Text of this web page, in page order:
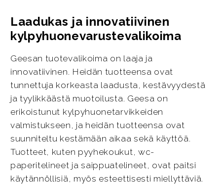
Laadukas ja innovatiivinen
kylpyhuonevarustevalikoima
Geesan tuotevalikoima on laaja ja
innovatiivinen. Heidän tuotteensa ovat
tunnettuja korkeasta laadusta, kestävyydestä
ja tyylikkäästä muotoilusta. Geesa on
erikoistunut kylpyhuonetarvikkeiden
valmistukseen, ja heidän tuotteensa ovat
suunniteltu kestämään aikaa sekä käyttöä.
Tuotteet, kuten pyyhekoukut, wc-
paperitelineet ja saippuatelineet, ovat paitsi
käytännöllisiä, myös esteettisesti miellyttäviä.